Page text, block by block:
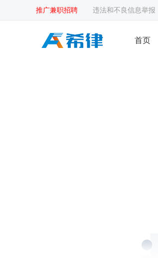
推广兼职招聘 违法和不良信息举报
首页